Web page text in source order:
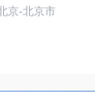
京-北京市